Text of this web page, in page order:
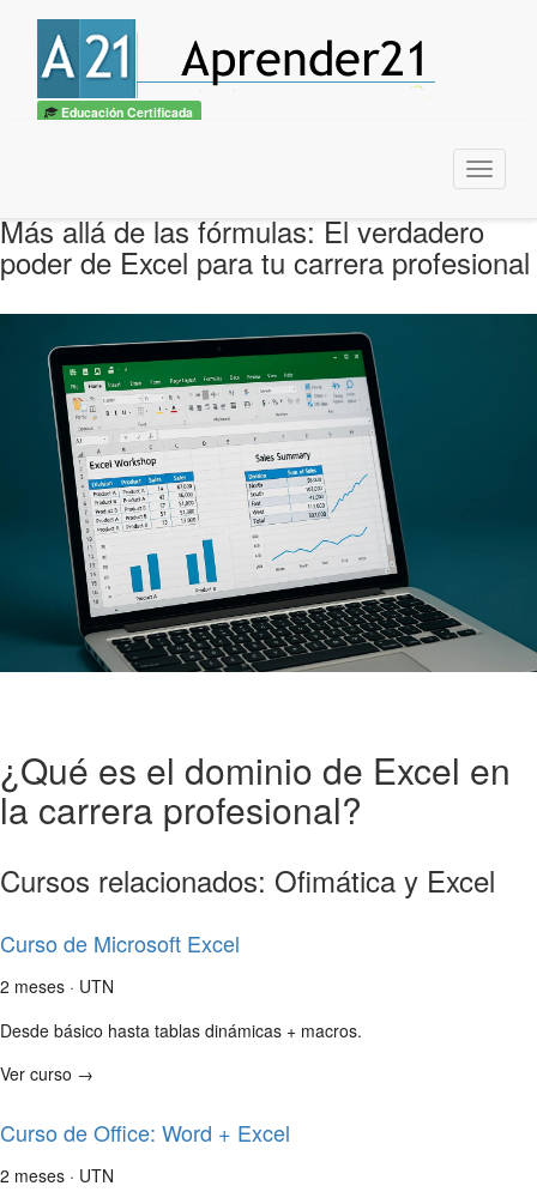
Educación Certificada
Menu
Más allá de las fórmulas: El verdadero
poder de Excel para tu carrera profesional
¿Qué es el dominio de Excel en
la carrera profesional?
Cursos relacionados: Ofimática y Excel
Curso de Microsoft Excel
2 meses · UTN
Desde básico hasta tablas dinámicas + macros.
Ver curso →
Curso de Office: Word + Excel
2 meses · UTN